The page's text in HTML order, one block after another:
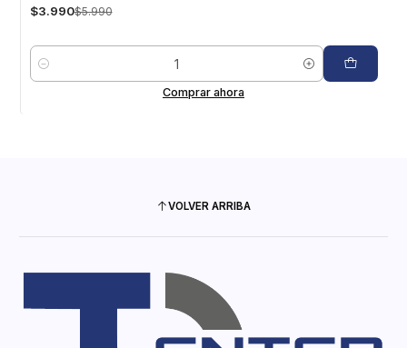
$3.990$5.990
Cantidad
Comprar ahora
VOLVER ARRIBA